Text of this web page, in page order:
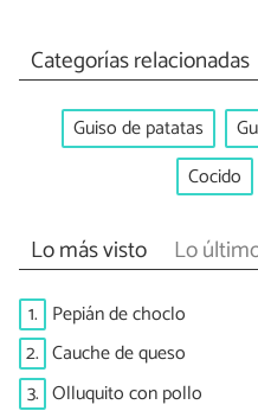
Categorías relacionadas
Guiso de patatas
Cocido
Lo más visto Lo
1. Pepián de choclo
2. Cauche de queso
3. Olluquito con pollo